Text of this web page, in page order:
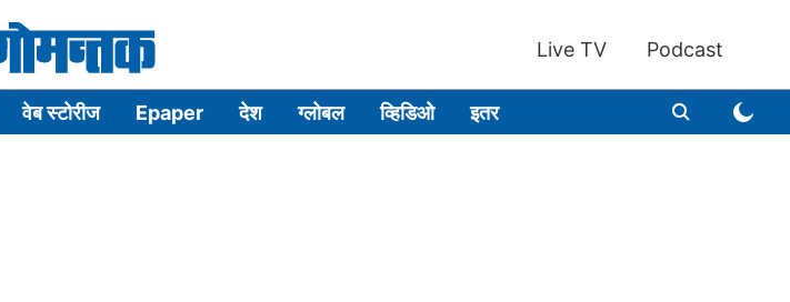
Live TV Podcast
वेब स्टोरीज Epaper देश ग्लोबल व्हिडिओ इतर